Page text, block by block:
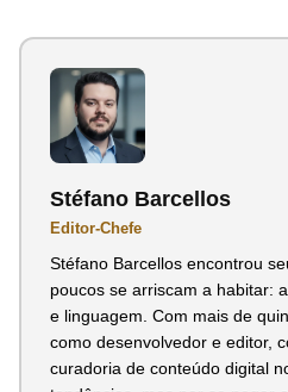
Stéfano Barcellos
Editor-Chefe
Stéfano Barcellos encontrou
poucos se arriscam a habitar:
e linguagem. Com mais de
como desenvolvedor e editor,
curadoria de conteúdo digital